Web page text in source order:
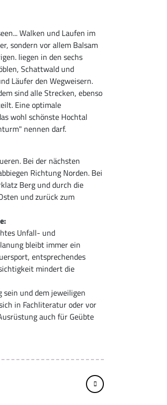
Walken und Laufen im
sondern vor allem Balsam
liegen in den sechs
Schattwald und
Läufer den Wegweisern.
sind alle Strecken, ebenso
Eine optimale
wohl schönste Hochtal
nennen darf.
Bei der nächsten
Richtung Norden. Bei
Berg und durch die
und zurück zum
Unfall- und
bleibt immer ein
entsprechendes
mindert die
sein und dem jeweiligen
in Fachliteratur oder vor
auch für Geübte